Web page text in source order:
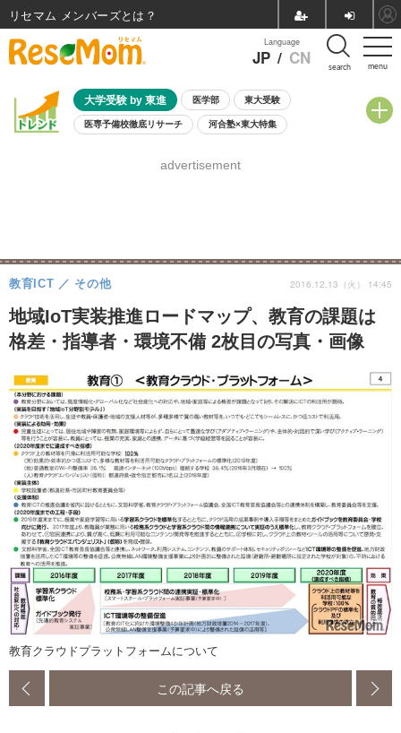
menu
Language
JP / CN search
大学受験 by 東進 医学部 東大受験
医専予備校徹底リサーチ 河合塾×東大特集
8月開催学校説明会・相談会
advertisement
地域IoT実装推進ロードマップ、教育の課題は
格差・指導者・環境不備 2枚目の写真・画像
教育ICT その他 2016.12.13（火） 14:45
教育クラウドプラットフォームについて
この記事へ戻る
リセマム メンバーズ